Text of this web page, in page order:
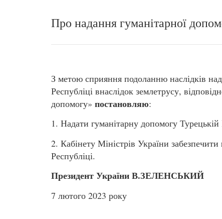
Про надання гуманітарної
З метою сприяння подоланню наслідків
Республіці внаслідок землетрусу,
допомогу» постановляю:
1. Надати гуманітарну допомогу Турецькій
2. Кабінету Міністрів України
Республіці.
Президент України В.ЗЕЛЕНСЬКИЙ
7 лютого 2023 року